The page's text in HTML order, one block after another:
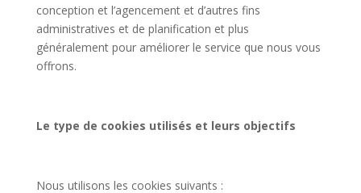
conception et l’agencement et d’autres fins
administratives et de planification et plus
généralement pour améliorer le service que nous vous
offrons.
Le type de cookies utilisés et leurs objectifs
Nous utilisons les cookies suivants :